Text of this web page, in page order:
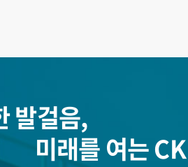
발걸음,
미래를 여는